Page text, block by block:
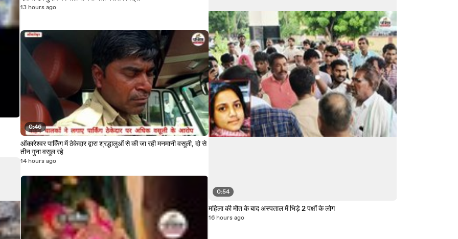
13 hours ago
0:46
ओंकारेश्वर पार्किंग में ठेकेदार द्वारा श्रद्धालुओं से की जा रही मनमानी वसूली, दो से
तीन गुना वसूल रहे
14 hours ago
0:54
महिला की मौत के बाद अस्पताल में भिड़े 2 पक्षों के लोग
16 hours ago